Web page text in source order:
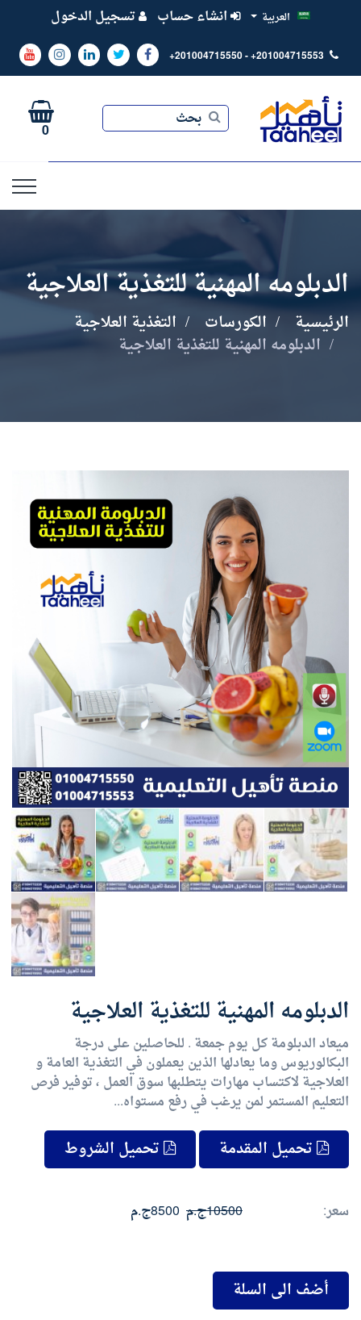
العربية انشاء حساب تسجيل الدخول
+201004715550 - +201004715553
بحث 0
الدبلومه المهنية للتغذية العلاجية
الرئيسية الكورسات
التغذية العلاجية
الدبلومه المهنية للتغذية العلاجية
الدبلومه المهنية للتغذية العلاجية
ميعاد الدبلومة كل يوم جمعة . للحاصلين على درجة
البكالوريوس وما يعادلها الذين يعملون في التغذية العامة و
العلاجية لاكتساب مهارات يتطلبها سوق العمل ، توفير فرص
التعليم المستمر لمن يرغب في رفع مستواه...
تحميل المقدمة تحميل الشروط
سعر: 10500ج.م 8500ج.م
أضف الى السلة